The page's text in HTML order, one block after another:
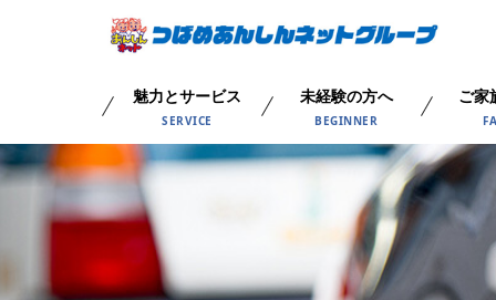
魅力とサービス
SERVICE
未経験の方へ
BEGINNER
ご家